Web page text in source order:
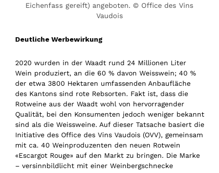
Eichenfass gereift) angeboten. © Office des Vins
Vaudois
Deutliche Werbewirkung
2020 wurden in der Waadt rund 24 Millionen Liter
Wein produziert, an die 60 % davon Weisswein; 40 %
der etwa 3800 Hektaren umfassenden Anbaufläche
des Kantons sind rote Rebsorten. Fakt ist, dass die
Rotweine aus der Waadt wohl von hervorragender
Qualität, bei den Konsumenten jedoch weniger bekannt
sind als die Weissweine. Auf dieser Tatsache basiert die
Initiative des Office des Vins Vaudois (OVV), gemeinsam
mit ca. 40 Weinproduzenten den neuen Rotwein
«Escargot Rouge» auf den Markt zu bringen. Die Marke
– versinnbildlicht mit einer Weinbergschnecke